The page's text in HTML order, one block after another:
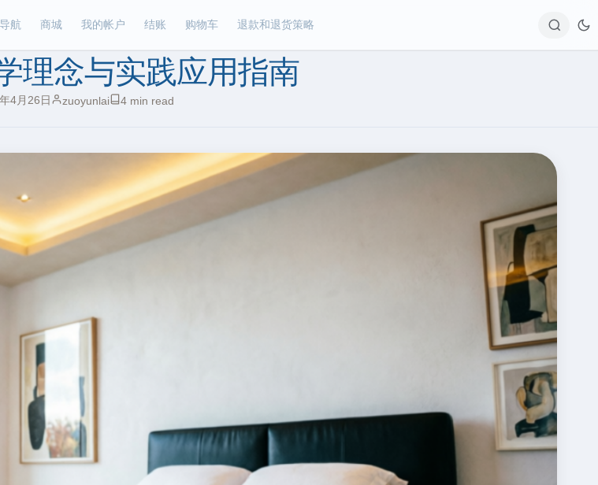
航 商城 我的帐户 结账 购物车 退款和退货策略
理念与实践应用指南
4月26日 zuoyunlai 4 min read